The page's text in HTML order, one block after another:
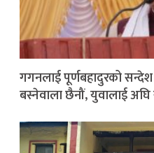
गगनलाई पूर्णबहादुरको सन्देश
बस्नेवाला छैनौं, युवालाई अघि